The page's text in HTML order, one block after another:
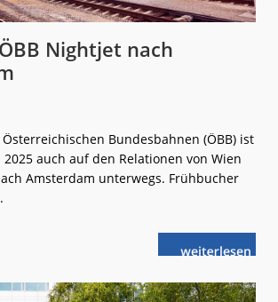
Nightjet nach
Bundesbahnen (ÖBB) ist
auch auf den Relationen von Wien
Amsterdam unterwegs. Frühbucher
weiterlese
nIm
Nightjet
nach
Amsterdam